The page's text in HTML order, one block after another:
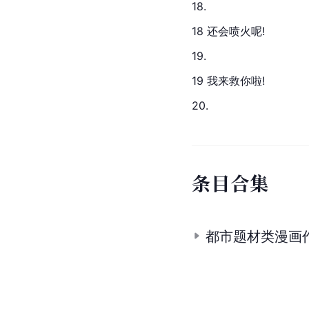
18.
18 还会喷火呢!
19.
19 我来救你啦!
20.
条目合集
都市题材类漫画